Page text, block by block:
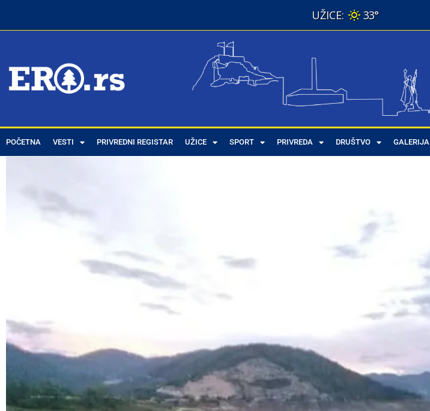
33°
POČETNA VESTI PRIVREDNI REGISTAR UŽICE SPORT PRIVREDA DRUŠTVO GALERIJA